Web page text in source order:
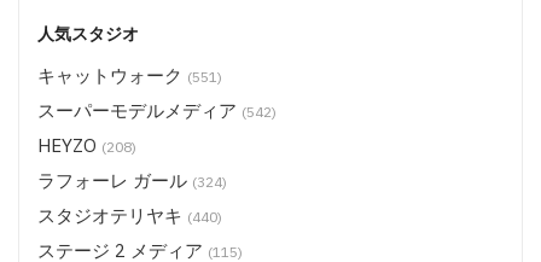
$16.50
ムゲンエンターテインメント全作品 (DVD/BD) $9.50
CATCHEYE (BD) $13.50
CATCHEYE その他 (DVD/BD) $9.50
サムライポルノ (BD) $13.50
サムライポルノ 全作品 (DVD/BD) $9.50
人気スタジオ
キャットウォーク (551)
スーパーモデルメディア (542)
HEYZO (208)
ラフォーレ ガール (324)
スタジオテリヤキ (440)
ステージ 2 メディア (115)